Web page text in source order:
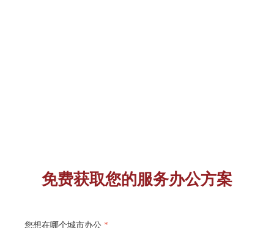
免费获取您的服务办公方案
您想在哪个城市办公 *